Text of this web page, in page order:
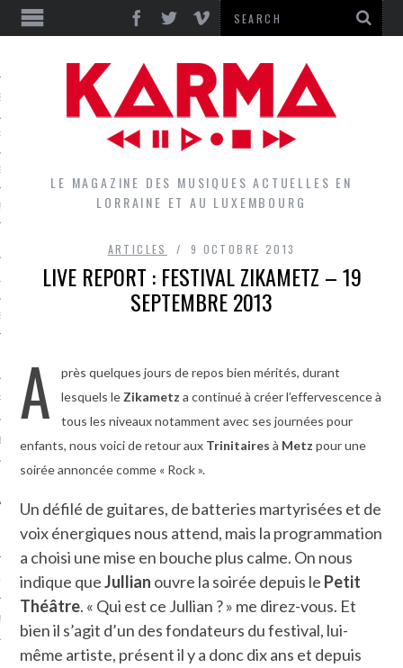
GROUPES DU LOCAL
LE MAGAZINE DES MUSIQUES ACTUELLES EN
LORRAINE ET AU LUXEMBOURG
ARTICLES 9 OCTOBRE 2013
LIVE REPORT : FESTIVAL ZIKAMETZ – 19
SEPTEMBRE 2013
A
près quelques jours de repos bien mérités, durant
lesquels le Zikametz a continué à créer l’effervescence à
tous les niveaux notamment avec ses journées pour
enfants, nous voici de retour aux Trinitairesà Metz pour une
soirée annoncée comme « Rock ».
Un défilé de guitares, de batteries martyrisées et de
voix énergiques nous attend, mais la programmation
a choisi une mise en bouche plus calme. On nous
indique queJullian ouvre la soirée depuis le Petit
Théâtre. « Qui est ce Jullian ? » me direz-vous. Et
bien il s’agit d’un des fondateurs du festival, lui-
même artiste, présent il y a donc dix ans et depuis